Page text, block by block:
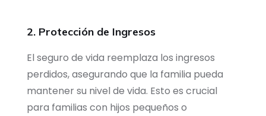
2. Protección de Ingresos
El seguro de vida reemplaza los ingresos
perdidos, asegurando que la familia pueda
mantener su nivel de vida. Esto es crucial
para familias con hijos pequeños o